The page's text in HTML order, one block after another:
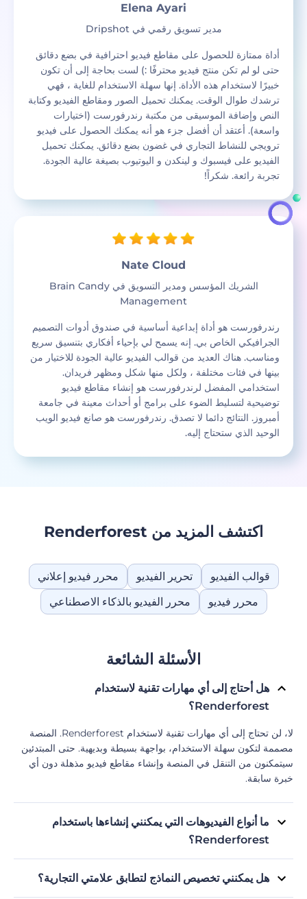
Elena Ayari
مدير تسويق رقمي في Dripshot
‫أداة ممتازة للحصول على مقاطع فيديو احترافية في بضع دقائق
حتى لو لم تكن منتج فيديو محترفًا :) لست بحاجة إلى أن تكون
خبيرًا لاستخدام هذه الأداة. إنها سهلة الاستخدام للغاية ، فهي
ترشدك طوال الوقت. يمكنك تحميل الصور ومقاطع الفيديو وكتابة
النص وإضافة الموسيقى من مكتبة رندرفورست (اختيارات
واسعة). أعتقد أن أفضل جزء هو أنه يمكنك الحصول على فيديو
ترويجي للنشاط التجاري في غضون بضع دقائق. يمكنك تحميل
الفيديو على فيسبوك و لينكدن و اليوتيوب بصيغة عالية الجودة.
تجربة رائعة. شكراً!‬
Nate Cloud
الشريك المؤسس ومدير التسويق في Brain Candy
Management
‫رندرفورست هو أداة إبداعية أساسية في صندوق أدوات التصميم
الجرافيكي الخاص بي. إنه يسمح لي بإحياء أفكاري بتنسيق سريع
ومناسب. هناك العديد من قوالب الفيديو عالية الجودة للاختيار من
بينها في فئات مختلفة ، ولكل منها شكل ومظهر فريدان.
استخدامي المفضل لرندرفورست هو إنشاء مقاطع فيديو
توضيحية لتسليط الضوء على برامج أو أحداث معينة في جامعة
أمبروز. النتائج دائما لا تصدق. رندرفورست هو صانع فيديو الويب
الوحيد الذي ستحتاج إليه.‬
اكتشف المزيد من Renderforest
قوالب الفيديو تحرير الفيديو
محرر فيديو إعلاني
محرر فيديو
محرر الفيديو بالذكاء الاصطناعي
الأسئلة الشائعة
هل أحتاج إلى أي مهارات تقنية لاستخدام
Renderforest؟
لا، لن تحتاج إلى أي مهارات تقنية لاستخدام Renderforest. المنصة
لتكون سهلة الاستخدام، بواجهة بسيطة وبديهية. حتى المبتدئين
من التنقل في المنصة وإنشاء مقاطع فيديو مذهلة دون أي
سابقة.
ما أنواع الفيديوهات التي يمكنني إنشاءها باستخدام
Renderforest؟
باستخدام Renderforest، يمكنك إنشاء أنواع مختلفة من الفيديوهات،
فيديوهات ترويجية، وفيديوهات توضيحية، ومقاطع شعارات
وعروض شرائح، وفيديوهات لمواقع التواصل الاجتماعي، وغيرها
هل يمكنني تخصيص النماذج لتطابق علامتي التجارية؟
بكل تأكيد! تسمح لك Renderforest بتخصيص النماذج لتتماشى مع